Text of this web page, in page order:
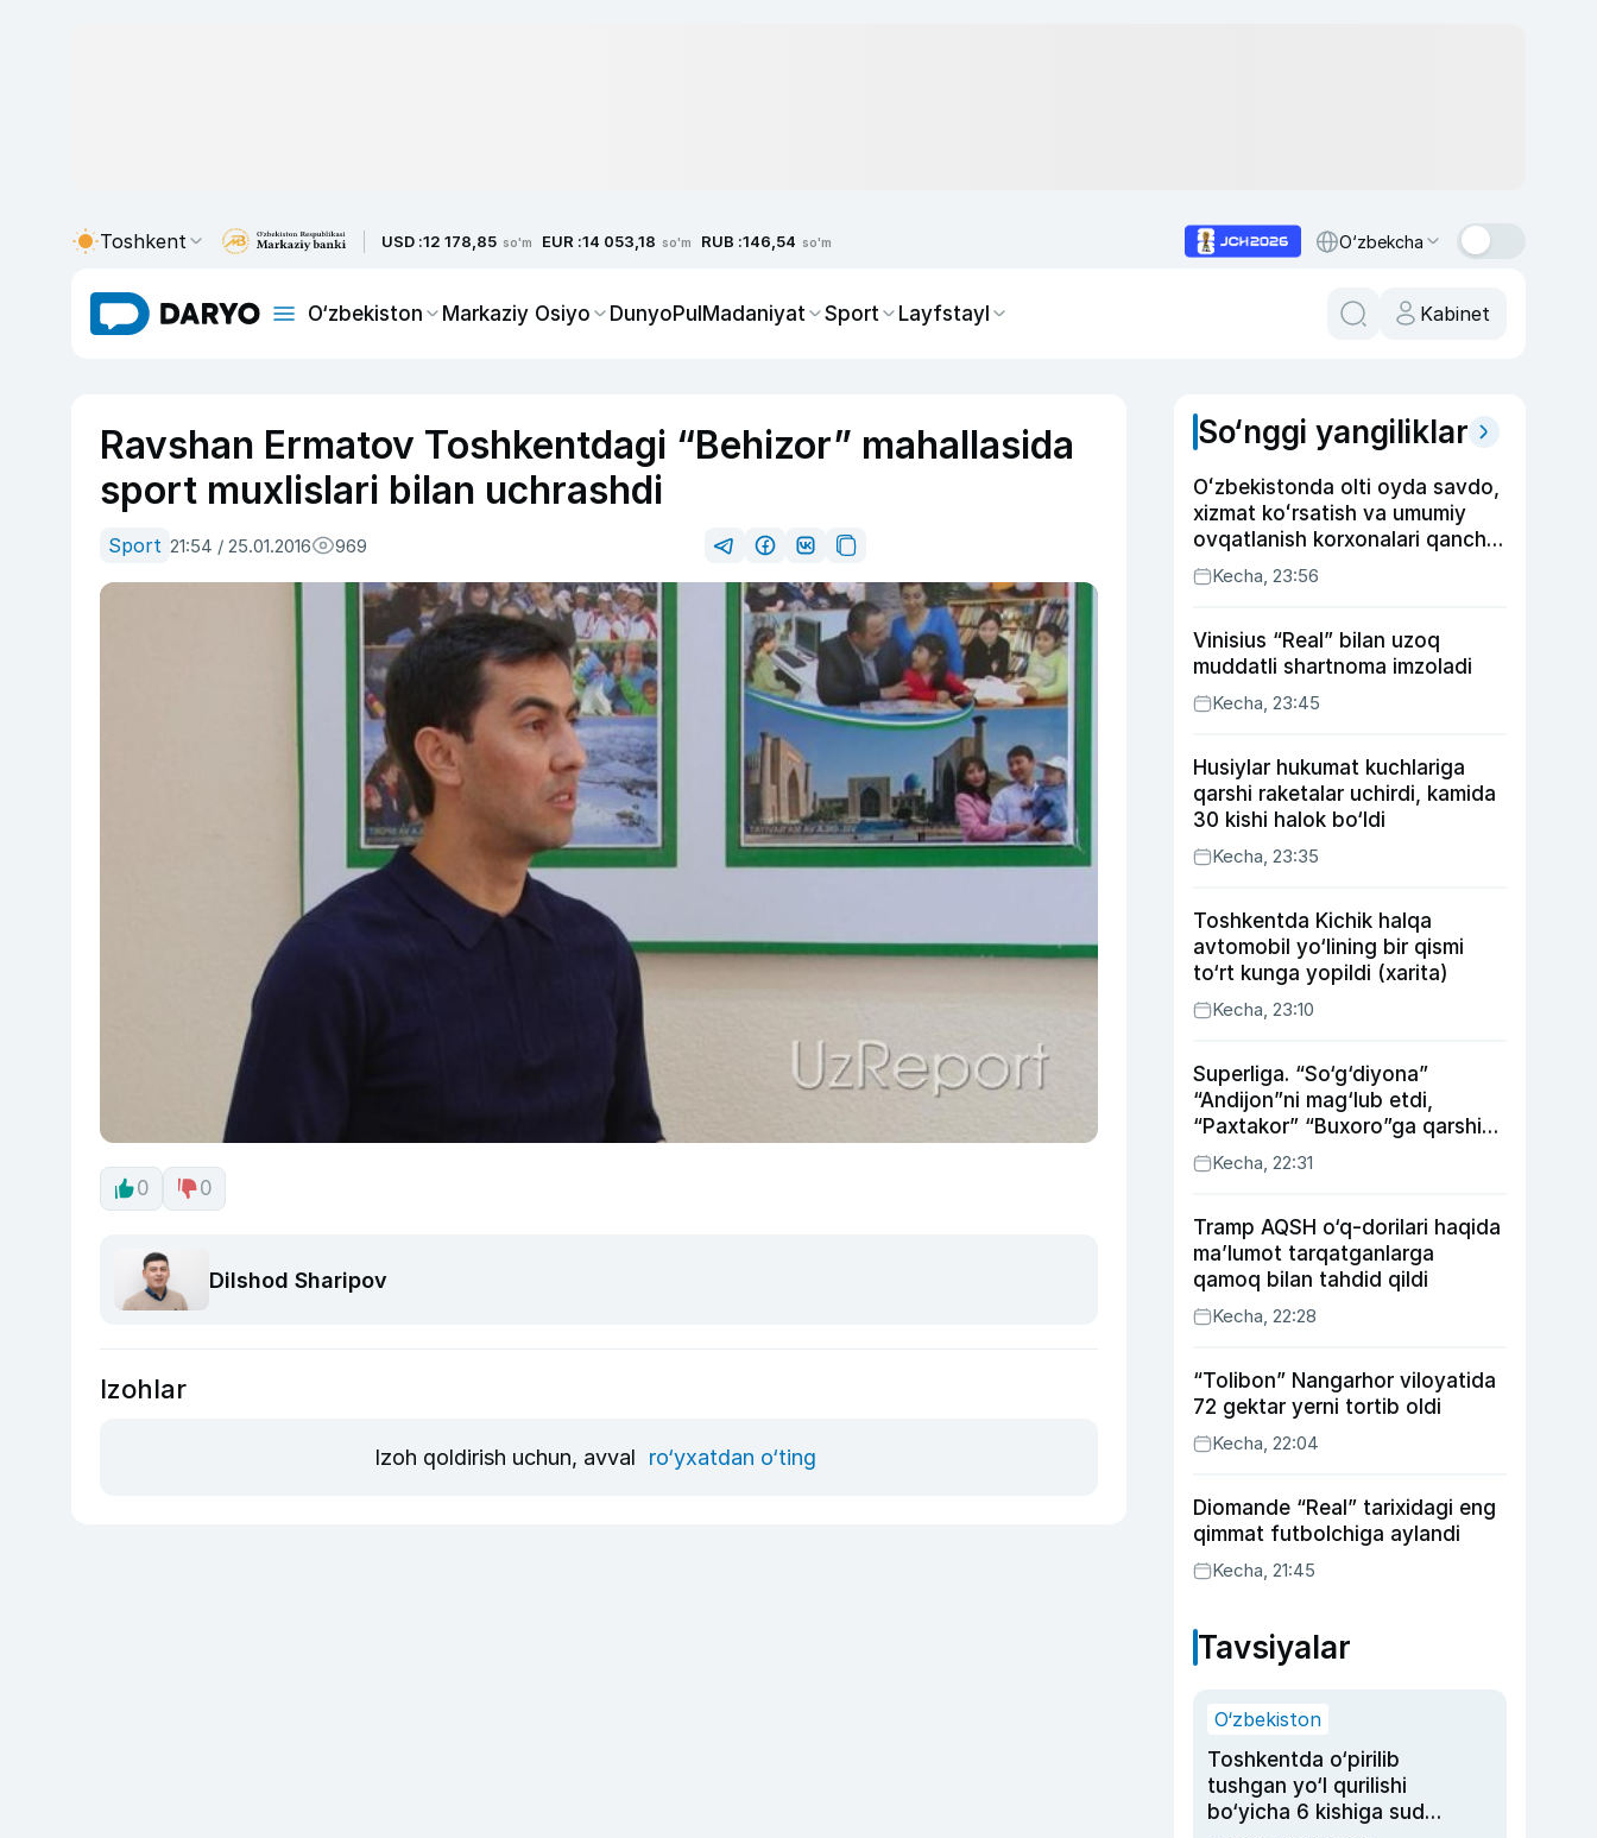
Toshkent USD :12 178,85 so'm EUR :14 053,18 so'm RUB :146,54 so'm O‘zbekcha
O‘zbekiston Markaziy Osiyo DunyoPulMadaniyat Sport Layfstayl Kabinet
Ravshan Ermatov Toshkentdagi “Behizor” mahallasida
sport muxlislari bilan uchrashdi
Sport 21:54 / 25.01.2016 969
0 0
Dilshod Sharipov
Izohlar
Izoh qoldirish uchun, avval ro‘yxatdan o‘ting
So‘nggi yangiliklar
Oʻzbekistonda olti oyda savdo,
xizmat koʻrsatish va umumiy
ovqatlanish korxonalari qancha
soliq toʻlagani ochiqlandi
Kecha, 23:56
Vinisius “Real” bilan uzoq
muddatli shartnoma imzoladi
Kecha, 23:45
Husiylar hukumat kuchlariga
qarshi raketalar uchirdi, kamida
30 kishi halok bo‘ldi
Kecha, 23:35
Toshkentda Kichik halqa
avtomobil yo‘lining bir qismi
to‘rt kunga yopildi (xarita)
Kecha, 23:10
Superliga. “So‘g‘diyona”
“Andijon”ni mag‘lub etdi,
“Paxtakor” “Buxoro”ga qarshi
bahsda g‘alabani qo‘ldan
chiqardi
Kecha, 22:31
Tramp AQSH o‘q-dorilari haqida
ma’lumot tarqatganlarga
qamoq bilan tahdid qildi
Kecha, 22:28
“Tolibon” Nangarhor viloyatida
72 gektar yerni tortib oldi
Kecha, 22:04
Diomande “Real” tarixidagi eng
qimmat futbolchiga aylandi
Kecha, 21:45
Tavsiyalar
O‘zbekiston
Toshkentda o‘pirilib
tushgan yo‘l qurilishi
bo‘yicha 6 kishiga sud